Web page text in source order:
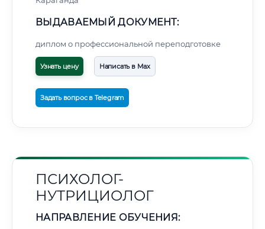
ВЫДАВАЕМЫЙ ДОКУМЕНТ:
диплом о профессиональной переподготовке
Узнать цену Написать в Max
Задать вопрос в Telegram
ПСИХОЛОГ-
НУТРИЦИОЛОГ
НАПРАВЛЕНИЕ ОБУЧЕНИЯ: